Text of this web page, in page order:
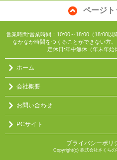
ページト
営業時間:営業時間：10:00～18:00（18:00以
なかなか時間をつくることができない方
定休日:年中無休（年末年始
ホーム
会社概要
お問い合わせ
PCサイト
プライバシーポリ
Copyright(c) 株式会社さくら